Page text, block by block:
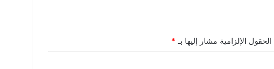
الحقول الإلزامية مشار إليها بـ *